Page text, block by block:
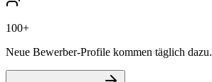
100+
Neue Bewerber-Profile kommen täglich dazu.